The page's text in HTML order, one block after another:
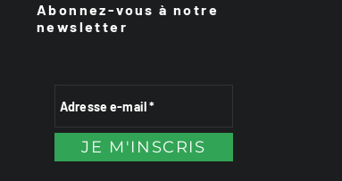
Abonnez-vous à notre
newsletter